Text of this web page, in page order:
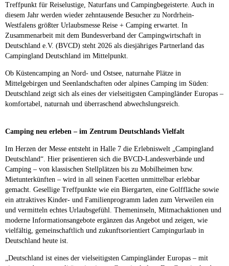
Treffpunkt für Reiselustige, Naturfans und Campingbegeisterte. Auch in
diesem Jahr werden wieder zehntausende Besucher zu Nordrhein-
Westfalens größter Urlaubsmesse Reise + Camping erwartet. In
Zusammenarbeit mit dem Bundesverband der Campingwirtschaft in
Deutschland e.V. (BVCD) steht 2026 als diesjähriges Partnerland das
Campingland Deutschland im Mittelpunkt.
Ob Küstencamping an Nord- und Ostsee, naturnahe Plätze in
Mittelgebirgen und Seenlandschaften oder alpines Camping im Süden:
Deutschland zeigt sich als eines der vielseitigsten Campingländer Europas –
komfortabel, naturnah und überraschend abwechslungsreich.
Camping neu erleben – im Zentrum Deutschlands Vielfalt
Im Herzen der Messe entsteht in Halle 7 die Erlebniswelt „Campingland
Deutschland“. Hier präsentieren sich die BVCD-Landesverbände und
Camping – von klassischen Stellplätzen bis zu Mobilheimen bzw.
Mietunterkünften – wird in all seinen Facetten unmittelbar erlebbar
gemacht. Gesellige Treffpunkte wie ein Biergarten, eine Golffläche sowie
ein attraktives Kinder- und Familienprogramm laden zum Verweilen ein
und vermitteln echtes Urlaubsgefühl. Themeninseln, Mitmachaktionen und
moderne Informationsangebote ergänzen das Angebot und zeigen, wie
vielfältig, gemeinschaftlich und zukunftsorientiert Campingurlaub in
Deutschland heute ist.
„Deutschland ist eines der vielseitigsten Campingländer Europas – mit